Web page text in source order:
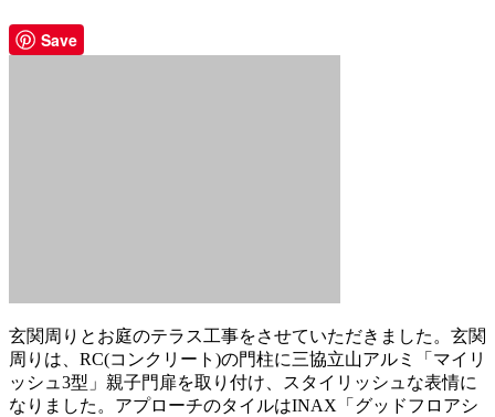
Save
玄関周りとお庭のテラス工事をさせていただきました。玄関
周りは、RC(コンクリート)の門柱に三協立山アルミ「マイリ
ッシュ3型」親子門扉を取り付け、スタイリッシュな表情に
なりました。アプローチのタイルはINAX「グッドフロアシ